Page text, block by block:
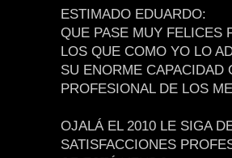
ESTIMADO EDUARDO:
QUE PASE MUY FELICES
LOS QUE COMO YO LO
SU ENORME CAPACIDAD
PROFESIONAL DE LOS
OJALÁ EL 2010 LE SIGA
SATISFACCIONES